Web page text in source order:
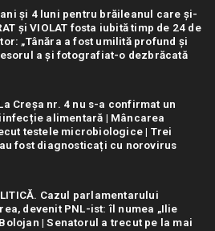
ani și 4 luni pentru brăileanul care și-
și VIOLAT fosta iubită timp de 24 de
„Tânăra a fost umilită profund și
a și fotografiat-o dezbrăcată
Creșa nr. 4 nu s-a confirmat un
alimentară | Mâncarea
testele microbiologice | Trei
fost diagnosticați cu norovirus
Cazul parlamentarului
devenit PNL-ist: îl numea „Ilie
| Senatorul a trecut pe la mai